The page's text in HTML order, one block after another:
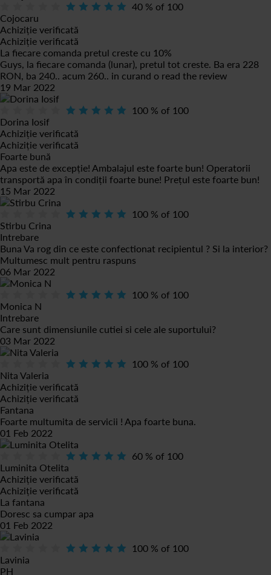
40 % of 100
Cojocaru
Achiziție verificată
Achiziție verificată
La fiecare comanda pretul creste cu 10%
Guys, la fiecare comanda (lunar), pretul tot creste. Ba era 228
RON, ba 240.. acum 260.. in curand o read the review
19 Mar 2022
100 % of 100
Dorina Iosif
Achiziție verificată
Achiziție verificată
Foarte bună
Apa este de excepție! Ambalajul este foarte bun! Operatorii
transportă apa în condiții foarte bune! Prețul este foarte bun!
15 Mar 2022
100 % of 100
Stirbu Crina
Intrebare
Buna Va rog din ce este confectionat recipientul ? Si la interior?
Multumesc mult pentru raspuns
06 Mar 2022
100 % of 100
Monica N
Intrebare
Care sunt dimensiunile cutiei si cele ale suportului?
03 Mar 2022
100 % of 100
Nita Valeria
Achiziție verificată
Achiziție verificată
Fantana
Foarte multumita de servicii ! Apa foarte buna.
01 Feb 2022
60 % of 100
Luminita Otelita
Achiziție verificată
Achiziție verificată
La fantana
Doresc sa cumpar apa
01 Feb 2022
100 % of 100
Lavinia
PH